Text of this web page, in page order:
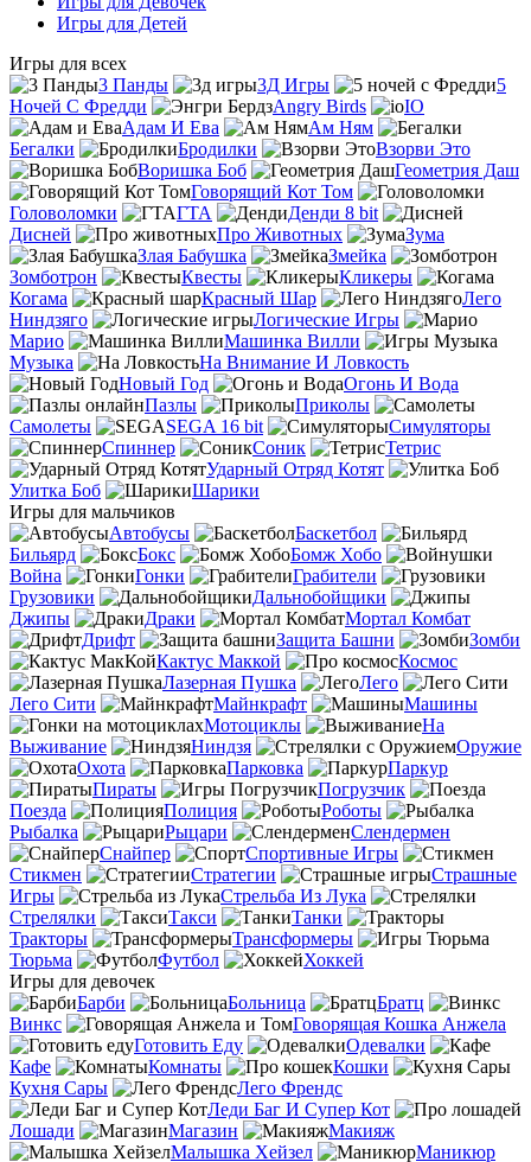
Игры для Детей
Игры для всех
3 Панды
3Д Игры
5
Ночей С Фредди
Angry Birds
IO
Адам И Ева
Ам Ням
Бегалки
Бродилки
Взорви Это
Воришка Боб
Геометрия Даш
Говорящий Кот Том
Головоломки
ГТА
Денди 8 bit
Дисней
Про Животных
Зума
Злая Бабушка
Змейка
Зомботрон
Квесты
Кликеры
Когама
Красный Шар
Лего
Ниндзяго
Логические Игры
Марио
Машинка Вилли
Музыка
На Внимание И Ловкость
Новый Год
Огонь И Вода
Пазлы
Приколы
Самолеты
SEGA 16 bit
Симуляторы
Спиннер
Соник
Тетрис
Ударный Отряд Котят
Улитка Боб
Шарики
Игры для мальчиков
Автобусы
Баскетбол
Бильярд
Бокс
Бомж Хобо
Война
Гонки
Грабители
Грузовики
Дальнобойщики
Джипы
Драки
Мортал Комбат
Дрифт
Защита Башни
Зомби
Кактус Маккой
Космос
Лазерная Пушка
Лего
Лего Сити
Майнкрафт
Машины
Мотоциклы
На
Выживание
Ниндзя
Оружие
Охота
Парковка
Паркур
Пираты
Погрузчик
Поезда
Полиция
Роботы
Рыбалка
Рыцари
Слендермен
Снайпер
Спортивные Игры
Стикмен
Стратегии
Страшные
Игры
Стрельба Из Лука
Стрелялки
Такси
Танки
Тракторы
Трансформеры
Тюрьма
Футбол
Хоккей
Игры для девочек
Барби
Больница
Братц
Винкс
Говорящая Кошка Анжела
Готовить Еду
Одевалки
Кафе
Комнаты
Кошки
Кухня Сары
Лего Френдс
Леди Баг И Супер Кот
Лошади
Магазин
Макияж
Малышка Хейзел
Маникюр